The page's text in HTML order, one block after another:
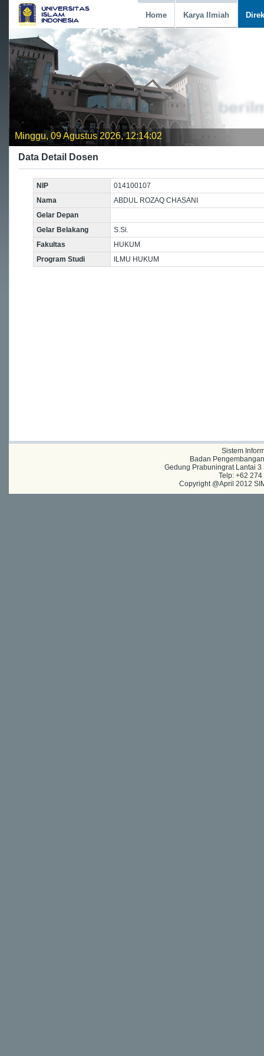
Home Karya Ilmiah
Minggu, 09 Agustus 2026, 12:14:03
Data Detail Dosen
NIP
014100107
Nama
ABDUL ROZAQ CHASANI
Gelar Depan
Gelar Belakang
S.Si.
Fakultas
HUKUM
Program Studi
ILMU HUKUM
Sistem
Badan
Gedung Prabuningrat Lantai
Telp: +62
Copyright @April 2012